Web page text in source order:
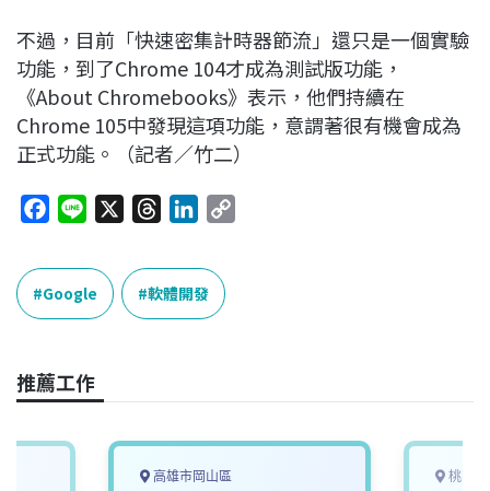
不過，目前「快速密集計時器節流」還只是一個實驗
功能，到了Chrome 104才成為測試版功能，
《About Chromebooks》表示，他們持續在
Chrome 105中發現這項功能，意謂著很有機會成為
正式功能。（記者／竹二）
c
e
b
o
k
n
e
r
e
a
n
k
e
n
k
Google 軟體開發
推薦工作
高雄市岡山區 桃園